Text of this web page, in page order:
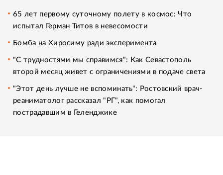
65 лет первому суточному полету в космос: Что
испытал Герман Титов в невесомости
Бомба на Хиросиму ради эксперимента
"С трудностями мы справимся": Как Севастополь
второй месяц живет с ограничениями в подаче света
"Этот день лучше не вспоминать": Ростовский врач-
реаниматолог рассказал "РГ", как помогал
пострадавшим в Геленджике